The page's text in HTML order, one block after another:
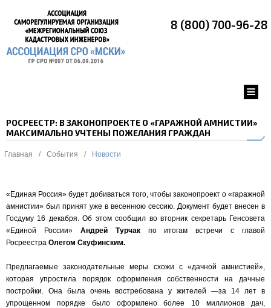
8 (800) 700-96-28
РОСРЕЕСТР: В ЗАКОНОПРОЕКТЕ О «ГАРАЖНОЙ АМНИСТИИ»
МАКСИМАЛЬНО УЧТЕНЫ ПОЖЕЛАНИЯ ГРАЖДАН
Главная / События / Новости
«Единая Россия» будет добиваться того, чтобы законопроект о «гаражной
амнистии» был принят уже в весеннюю сессию. Документ будет внесен в
Госдуму 16 декабря. Об этом сообщил во вторник секретарь Генсовета
«Единой России» Андрей Турчакпо итогам встречи с главой
Росреестра Олегом Скуфинским.
Предлагаемые законодательные меры схожи с «дачной амнистией»,
которая упростила порядок оформления собственности на дачные
постройки. Она была очень востребована у жителей —за 14 лет в
упрощенном порядке было оформлено более 10 миллионов дач,